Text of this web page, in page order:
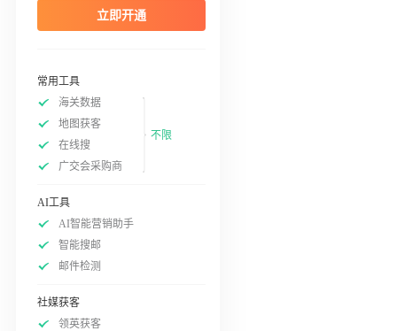
立即开通
常用工具
海关数据
地图获客
在线搜
广交会采购商
不限
AI工具
AI智能营销助手
智能搜邮
邮件检测
社媒获客
领英获客